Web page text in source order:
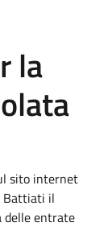
la
sito internet
Battiati il
delle entrate